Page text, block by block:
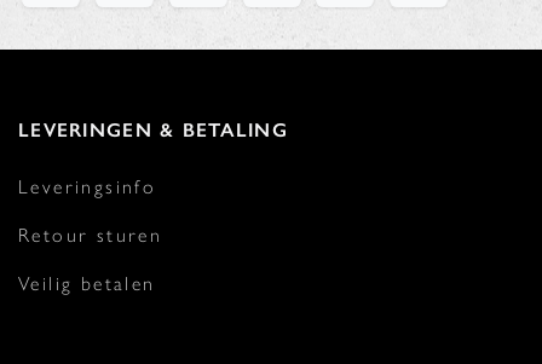
LEVERINGEN & BETALING
Leveringsinfo
Retour sturen
Veilig betalen